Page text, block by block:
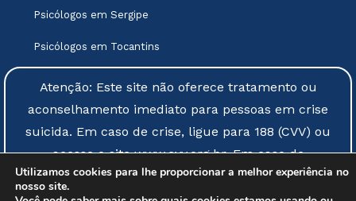
Psicólogos em Sergipe
Psicólogos em Tocantins
Atenção: Este site não oferece tratamento ou
aconselhamento imediato para pessoas em crise
suicida. Em caso de crise, ligue para 188 (CVV) ou
acesse o site www.cvv.org.br. Em caso de
emergência, procure atendimento em um hospital
mais próximo.
Utilizamos cookies para lhe proporcionar a melhor experiência no
nosso site.